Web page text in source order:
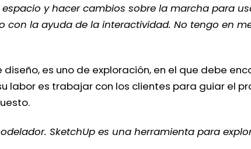
y hacer cambios sobre la marcha para
con la ayuda de la interactividad. No tengo en
es uno de exploración, en el que debe
labor es trabajar con los clientes para guiar el
SketchUp es una herramienta para